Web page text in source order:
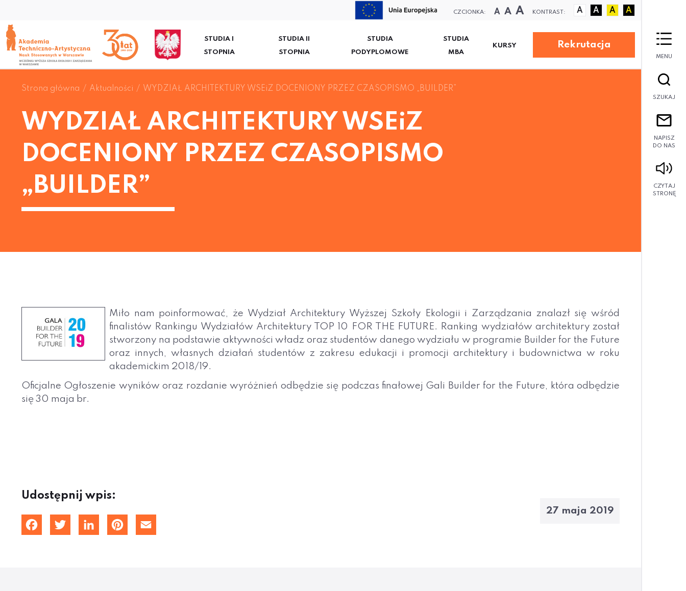
CZCIONKA: A A A KONTRAST: A A A A
STUDIA I
STOPNIA
STUDIA II
STOPNIA
STUDIA
PODYPLOMOWE
STUDIA
MBA
KURSY Rekrutacja
MENU
SZUKAJ
NAPISZ
DO NAS
CZYTAJ
STRONĘ
Strona główna Aktualności WYDZIAŁ ARCHITEKTURY WSEiZ DOCENIONY PRZEZ CZASOPISMO „BUILDER”
WYDZIAŁ ARCHITEKTURY WSEiZ
DOCENIONY PRZEZ CZASOPISMO
„BUILDER”
Miło nam poinformować, że Wydział Architektury Wyższej Szkoły Ekologii i Zarządzania znalazł się wśród
finalistów Rankingu Wydziałów Architektury TOP 10 FOR THE FUTURE. Ranking wydziałów architektury został
stworzony na podstawie aktywności władz oraz studentów danego wydziału w programie Builder for the Future
oraz innych, własnych działań studentów z zakresu edukacji i promocji architektury i budownictwa w roku
akademickim 2018/19.
Oficjalne Ogłoszenie wyników oraz rozdanie wyróżnień odbędzie się podczas finałowej Gali Builder for the Future, która odbędzie
się 30 maja br.
Udostępnij wpis:
FacebookTwitterLinkedInPinterestEmail
27 maja 2019